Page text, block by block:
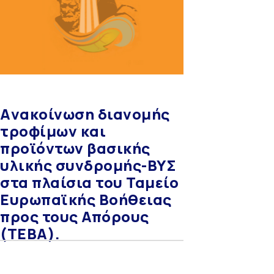
Aνακοίνωση διανομής
τροφίμων και
προϊόντων βασικής
υλικής συνδρομής-ΒΥΣ
στα πλαίσια του Ταμείο
Ευρωπαϊκής Βοήθειας
προς τους Απόρους
(ΤΕΒΑ).